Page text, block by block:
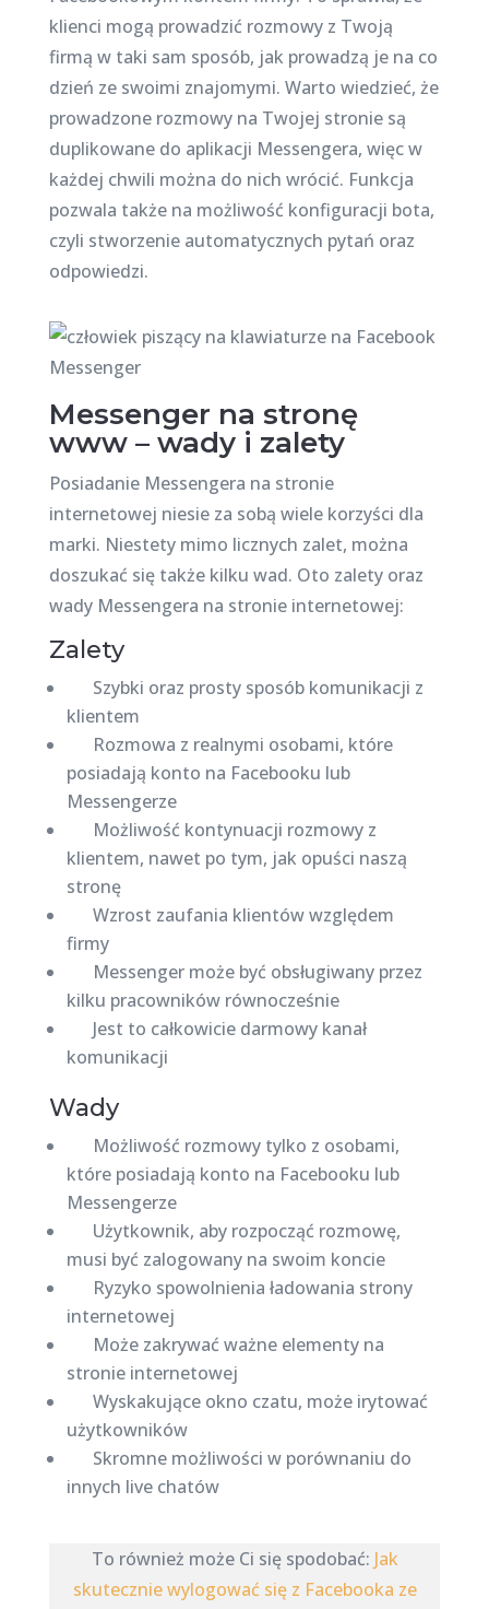
klienci mogą prowadzić rozmowy z Twoją
firmą w taki sam sposób, jak prowadzą je na co
dzień ze swoimi znajomymi. Warto wiedzieć, że
prowadzone rozmowy na Twojej stronie są
duplikowane do aplikacji Messengera, więc w
każdej chwili można do nich wrócić. Funkcja
pozwala także na możliwość konfiguracji bota,
czyli stworzenie automatycznych pytań oraz
odpowiedzi.
Messenger na stronę
www – wady i zalety
Posiadanie Messengera na stronie
internetowej niesie za sobą wiele korzyści dla
marki. Niestety mimo licznych zalet, można
doszukać się także kilku wad. Oto zalety oraz
wady Messengera na stronie internetowej:
Zalety
Szybki oraz prosty sposób komunikacji z
klientem
Rozmowa z realnymi osobami, które
posiadają konto na Facebooku lub
Messengerze
Możliwość kontynuacji rozmowy z
klientem, nawet po tym, jak opuści naszą
stronę
Wzrost zaufania klientów względem
firmy
Messenger może być obsługiwany przez
kilku pracowników równocześnie
Jest to całkowicie darmowy kanał
komunikacji
Wady
Możliwość rozmowy tylko z osobami,
które posiadają konto na Facebooku lub
Messengerze
Użytkownik, aby rozpocząć rozmowę,
musi być zalogowany na swoim koncie
Ryzyko spowolnienia ładowania strony
internetowej
Może zakrywać ważne elementy na
stronie internetowej
Wyskakujące okno czatu, może irytować
użytkowników
Skromne możliwości w porównaniu do
innych live chatów
To również może Ci się spodobać: Jak
skutecznie wylogować się z Facebooka ze